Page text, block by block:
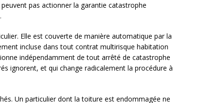
pas actionner la garantie catastrophe
Elle est couverte de manière automatique par la
incluse dans tout contrat multirisque habitation
indépendamment de tout arrêté de catastrophe
ignorent, et qui change radicalement la procédure à
Un particulier dont la toiture est endommagée ne